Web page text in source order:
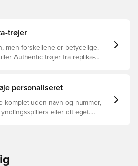
trøjer
men forskellene er betydelige.
Authentic trøjer fra replika-
personaliseret
komplet uden navn og nummer,
eller dit eget.